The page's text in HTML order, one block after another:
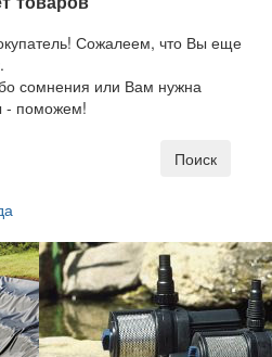
Сожалеем, что Вы еще
сомнения или Вам нужна
- поможем!
Поиск